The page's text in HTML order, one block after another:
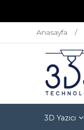
Anasayfa
3D Yazıcı